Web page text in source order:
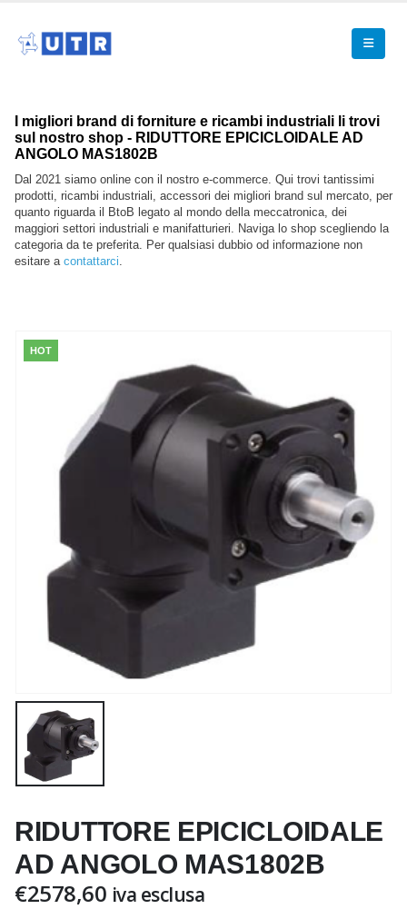
I migliori brand di forniture e ricambi industriali li trovi
sul nostro shop - RIDUTTORE EPICICLOIDALE AD
ANGOLO MAS1802B
Dal 2021 siamo online con il nostro e-commerce. Qui trovi tantissimi
prodotti, ricambi industriali, accessori dei migliori brand sul mercato, per
quanto riguarda il BtoB legato al mondo della meccatronica, dei
maggiori settori industriali e manifatturieri. Naviga lo shop scegliendo la
categoria da te preferita. Per qualsiasi dubbio od informazione non
esitare a contattarci.
HOT
RIDUTTORE EPICICLOIDALE
AD ANGOLO MAS1802B
€2578,60 iva esclusa